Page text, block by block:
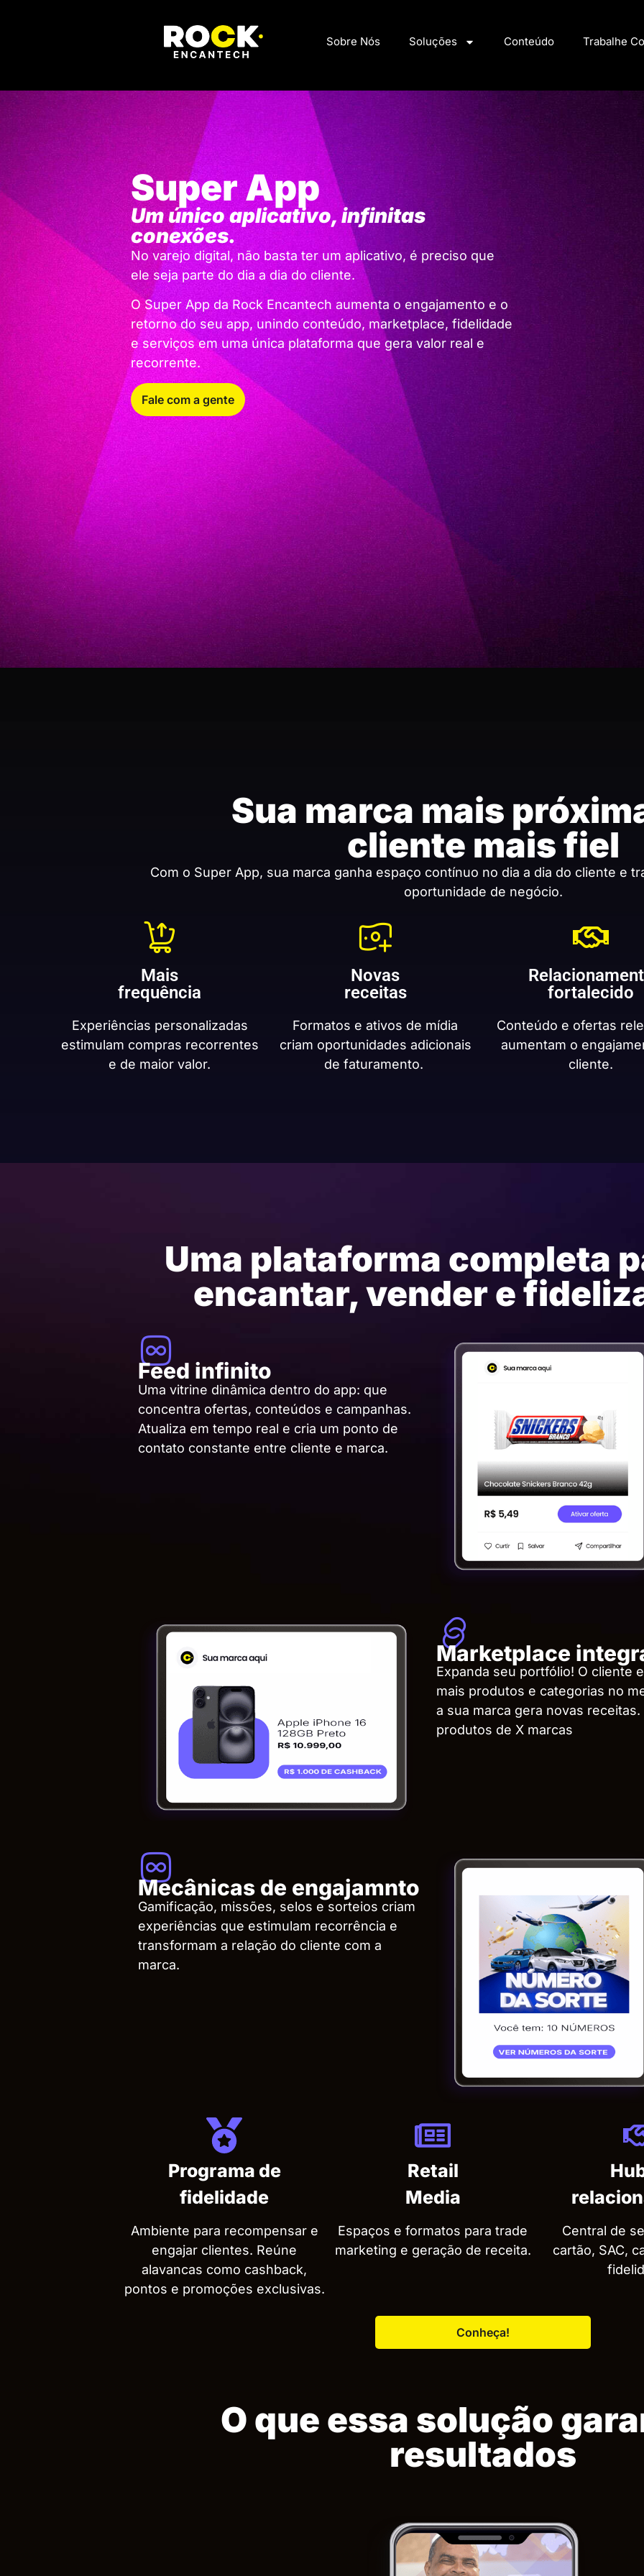
Sobre Nós Soluções Conteúdo Trabalhe
Super App
Um único aplicativo, infinitas
conexões.
No varejo digital, não basta ter um aplicativo, é preciso que
ele seja parte do dia a dia do cliente.
O Super App da Rock Encantech aumenta o engajamento e o
retorno do seu app, unindo conteúdo, marketplace, fidelidade
e serviços em uma única plataforma que gera valor real e
recorrente.
Fale com a gente
Sua marca mais
cliente mais fiel
Com o Super App, sua marca ganha espaço contínuo no dia a dia do cliente e
oportunidade de negócio.
Mais
frequência
Experiências personalizadas
estimulam compras recorrentes
e de maior valor.
Novas
receitas
Formatos e ativos de mídia
criam oportunidades adicionais
de faturamento.
fortalecido
Conteúdo e ofertas
aumentam o
cliente.
Uma plataforma completa
encantar, vender e
Feed infinito
Uma vitrine dinâmica dentro do app: que
concentra ofertas, conteúdos e campanhas.
Atualiza em tempo real e cria um ponto de
contato constante entre cliente e marca.
Marketplace
Expanda seu portfólio! O cliente
mais produtos e categorias no
a sua marca gera novas
produtos de X marcas
Mecânicas de engajamnto
Gamificação, missões, selos e sorteios criam
experiências que estimulam recorrência e
transformam a relação do cliente com a
marca.
Programa de
fidelidade
Ambiente para recompensar e
engajar clientes. Reúne
alavancas como cashback,
pontos e promoções exclusivas.
Retail
Media
Espaços e formatos para trade
marketing e geração de receita.
Central de
cartão, SAC,
Conheça!
O que essa solução
resultados